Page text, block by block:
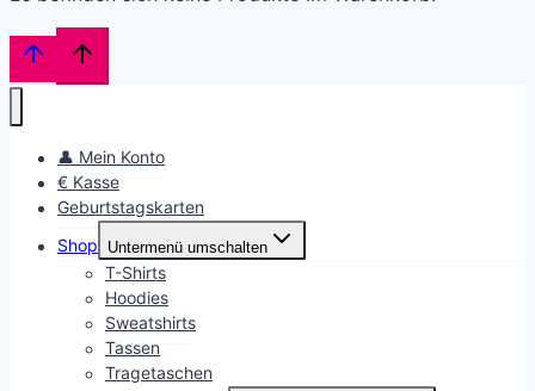
👤 Mein Konto
€ Kasse
Geburtstagskarten
Shop
Untermenü umschalten
T-Shirts
Hoodies
Sweatshirts
Tassen
Tragetaschen